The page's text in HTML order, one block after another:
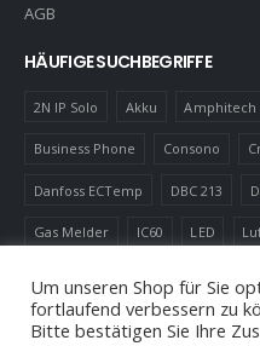
AGB
HÄUFIGE SUCHBEGRIFFE
2N IP Solo Akku Amphitech
Business Phone Consono
Danfoss ECTemp DBC 213
Gas Melder IC60 LED
Um unseren Shop für Sie
fortlaufend verbessern zu
Bitte bestätigen Sie Ihre